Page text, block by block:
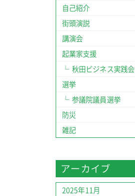
自己紹介
街頭演説
講演会
起業家支援
秋田ビジネス実践会
選挙
参議院議員選挙
防災
雑記
アーカイブ
2025年11月